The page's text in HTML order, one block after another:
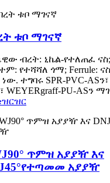
ቱቦ ማገናኛ
ብረት: ኒኬል-የተለጠፈ
የተሻሻለ ጎማ; Ferrule:
ነው. ተግባሩ SPR-PVC-ASን፣
WEYERgraff-PU-ASን
ዝርዝር
ጥምዝ አያያዥ እና
አያያዥ